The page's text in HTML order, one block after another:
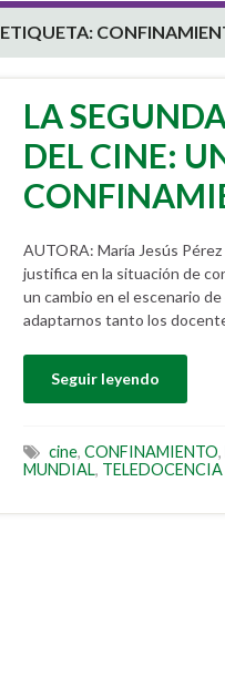
ETIQUETA:
LA
DEL CINE:
AUTORA: María Jesús
justifica en la situación de
un cambio en el escenario
adaptarnos tanto los
Seguir leyendo
cine, CONFINAMIENTO,
MUNDIAL, TELEDOCENCIA